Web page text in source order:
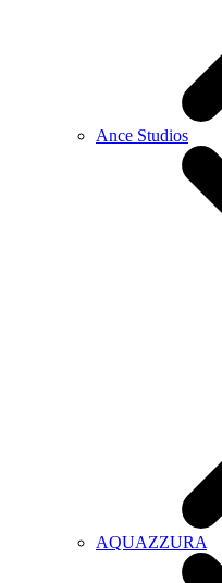
Ance Studios
AQUAZZURA